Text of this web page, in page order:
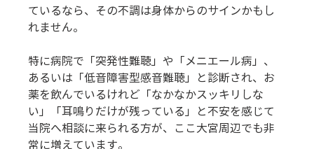
ているなら、その不調は身体からのサインかもし
れません。
特に病院で「突発性難聴」や「メニエール病」、
あるいは「低音障害型感音難聴」と診断され、お
薬を飲んでいるけれど「なかなかスッキリしな
い」「耳鳴りだけが残っている」と不安を感じて
当院へ相談に来られる方が、ここ大宮周辺でも非
常に増えています。